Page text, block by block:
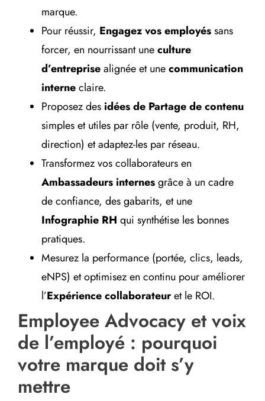
marque.
Pour réussir, Engagez vos employéssans
forcer, en nourrissant uneculture
d’entreprisealignée et unecommunication
interneclaire.
Proposez des idées de Partage de contenu
simples et utiles par rôle (vente, produit, RH,
direction) et adaptez-les par réseau.
Transformez vos collaborateurs en
Ambassadeurs internesgrâce à un cadre
de confiance, des gabarits, et une
Infographie RH qui synthétise les bonnes
pratiques.
Mesurez la performance (portée, clics, leads,
eNPS) et optimisez en continu pour améliorer
l’Expérience collaborateuret le ROI.
Employee Advocacy et voix
de l’employé : pourquoi
votre marque doit s’y
mettre